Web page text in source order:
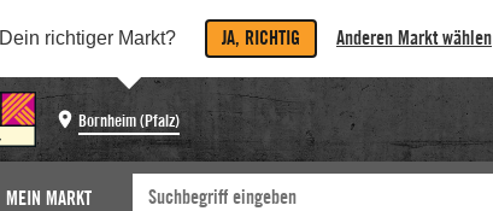
Dein richtiger Markt? JA, RICHTIG Anderen Markt wählen
Bornheim (Pfalz)
MEIN MARKT